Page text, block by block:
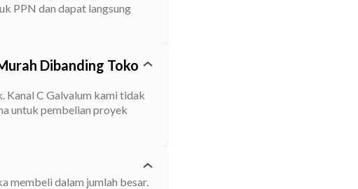
PPN dan dapat langsung
Dibanding Toko
Kanal C Galvalum kami tidak
untuk pembelian proyek
membeli dalam jumlah besar.